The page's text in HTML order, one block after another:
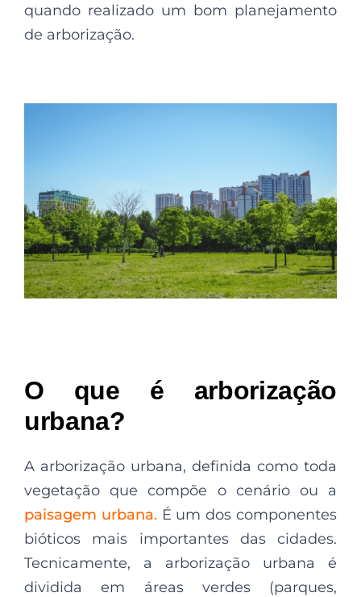
quando realizado um bom planejamento
de arborização.
O que é arborização
urbana?
A arborização urbana, definida como toda
vegetação que compõe o cenário ou a
paisagem urbana.É um dos componentes
bióticos mais importantes das cidades.
Tecnicamente, a arborização urbana é
dividida em áreas verdes (parques,